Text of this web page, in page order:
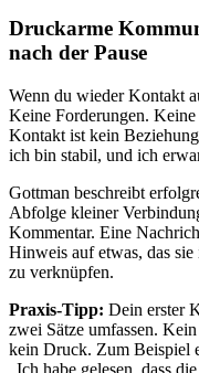
Druckarme
nach der Pause
Wenn du wieder Kontakt
Keine Forderungen.
Kontakt ist kein
ich bin stabil, und ich
Gottman beschreibt
Abfolge kleiner
Kommentar. Eine
Hinweis auf etwas, das
zu verknüpfen.
Praxis-Tipp: Dein erster
zwei Sätze umfassen.
kein Druck. Zum Beispiel
„Ich habe gelesen, dass